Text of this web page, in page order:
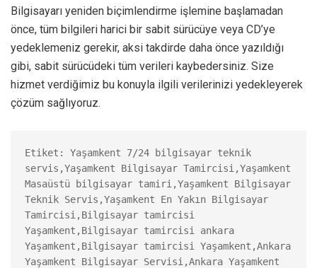
Bilgisayarı yeniden biçimlendirme işlemine başlamadan
önce, tüm bilgileri harici bir sabit sürücüye veya CD’ye
yedeklemeniz gerekir, aksi takdirde daha önce yazıldığı
gibi, sabit sürücüdeki tüm verileri kaybedersiniz. Size
hizmet verdiğimiz bu konuyla ilgili verilerinizi yedekleyerek
çözüm sağlıyoruz.
Etiket: Yaşamkent 7/24 bilgisayar teknik
servis,Yaşamkent Bilgisayar Tamircisi,Yaşamkent
Masaüstü bilgisayar tamiri,Yaşamkent Bilgisayar
Teknik Servis,Yaşamkent En Yakın Bilgisayar
Tamircisi,Bilgisayar tamircisi
Yaşamkent,Bilgisayar tamircisi ankara
Yaşamkent,Bilgisayar tamircisi Yaşamkent,Ankara
Yaşamkent Bilgisayar Servisi,Ankara Yaşamkent